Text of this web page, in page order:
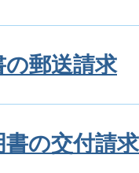
の郵送請求
の交付請求